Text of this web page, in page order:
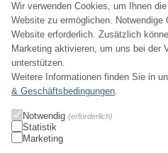
Wir verwenden Cookies, um Ihnen
Website zu ermöglichen.
Website erforderlich. Zusätzlich
Marketing aktivieren, um uns bei der
unterstützen.
Weitere Informationen finden Sie in
& Geschäftsbedingungen.
Notwendig (erforderlich)
Statistik
Marketing
KONTAKT
SORTIMENT
LINKS